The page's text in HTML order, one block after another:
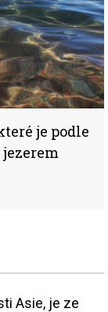
je podle
Asie, je ze